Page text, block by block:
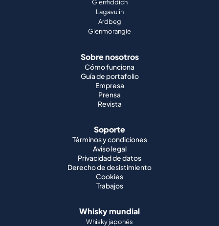
Glenfiddich
Lagavulin
Ardbeg
Glenmorangie
Sobre nosotros
Cómo funciona
Guía de portafolio
Empresa
Prensa
Revista
Soporte
Términos y condiciones
Aviso legal
Privacidad de datos
Derecho de desistimiento
Cookies
Trabajos
Whisky mundial
Whisky japonés